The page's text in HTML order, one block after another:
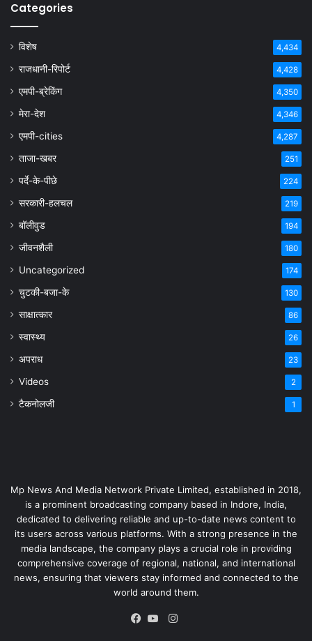
Categories
विशेष 4,434
राजधानी-रिपोर्ट 4,428
एमपी-ब्रेकिंग 4,350
मेरा-देश 4,346
एमपी-cities 4,287
ताजा-खबर 251
पर्दे-के-पीछे 224
सरकारी-हलचल 219
बॉलीवुड 194
जीवनशैली 180
Uncategorized 174
चुटकी-बजा-के 130
साक्षात्कार 86
स्वास्थ्य 26
अपराध 23
Videos 2
टैकनोलजी 1
Mp News And Media Network Private Limited, established in 2018,
is a prominent broadcasting company based in Indore, India,
dedicated to delivering reliable and up-to-date news content to
its users across various platforms. With a strong presence in the
media landscape, the company plays a crucial role in providing
comprehensive coverage of regional, national, and international
news, ensuring that viewers stay informed and connected to the
world around them.
Instagram